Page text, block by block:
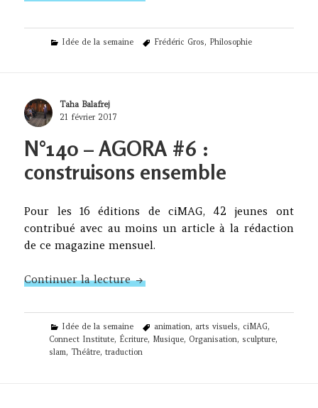
Categories
Idée de la semaine Tags
Frédéric Gros, Philosophie
Author
Taha Balafrej
Posted
21 février 2017
N°140 – AGORA #6 :
construisons ensemble
Pour les 16 éditions de ciMAG, 42 jeunes ont
contribué avec au moins un article à la rédaction
de ce magazine mensuel.
Continuer la lectureN°140 – AGORA #6 : construisons
Categories
Idée de la semaine Tags
animation, arts visuels, ciMAG,
Connect Institute, Écriture, Musique, Organisation, sculpture,
slam, Théâtre, traduction